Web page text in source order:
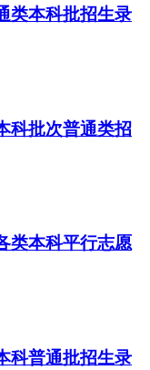
类本科批招生录
科批次普通类招
类本科平行志愿
科普通批招生录